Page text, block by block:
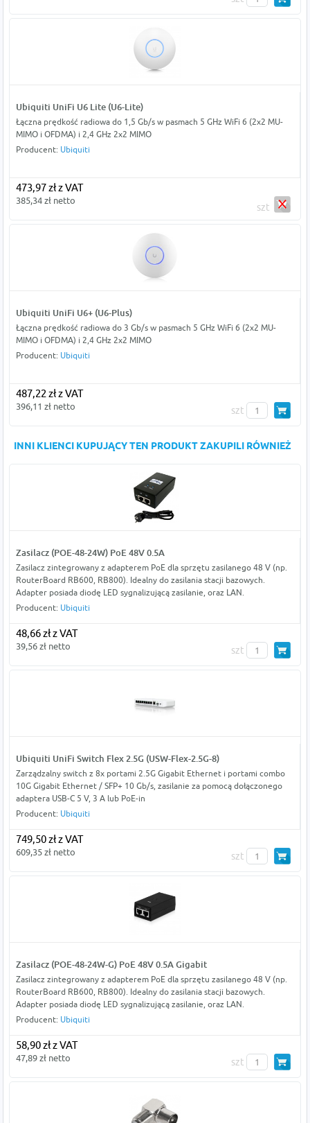
Ubiquiti UniFi U6 Lite (U6-Lite)
Łączna prędkość radiowa do 1,5 Gb/s w pasmach 5 GHz WiFi 6 (2x2 MU-
MIMO i OFDMA) i 2,4 GHz 2x2 MIMO
Producent: Ubiquiti
473,97 zł z VAT
385,34 zł netto
szt
Ubiquiti UniFi U6+ (U6-Plus)
Łączna prędkość radiowa do 3 Gb/s w pasmach 5 GHz WiFi 6 (2x2 MU-
MIMO i OFDMA) i 2,4 GHz 2x2 MIMO
Producent: Ubiquiti
487,22 zł z VAT
396,11 zł netto szt
INNI KLIENCI KUPUJĄCY TEN PRODUKT ZAKUPILI RÓWNIEŻ
Zasilacz (POE-48-24W) PoE 48V 0.5A
Zasilacz zintegrowany z adapterem PoE dla sprzętu zasilanego 48 V (np.
RouterBoard RB600, RB800). Idealny do zasilania stacji bazowych.
Adapter posiada diodę LED sygnalizującą zasilanie, oraz LAN.
Producent: Ubiquiti
48,66 zł z VAT
39,56 zł netto szt
Ubiquiti UniFi Switch Flex 2.5G (USW-Flex-2.5G-8)
Zarządzalny switch z 8x portami 2.5G Gigabit Ethernet i portami combo
10G Gigabit Ethernet / SFP+ 10 Gb/s, zasilanie za pomocą dołączonego
adaptera USB-C 5 V, 3 A lub PoE-in
Producent: Ubiquiti
749,50 zł z VAT
609,35 zł netto szt
Zasilacz (POE-48-24W-G) PoE 48V 0.5A Gigabit
Zasilacz zintegrowany z adapterem PoE dla sprzętu zasilanego 48 V (np.
RouterBoard RB600, RB800). Idealny do zasilania stacji bazowych.
Adapter posiada diodę LED sygnalizującą zasilanie, oraz LAN.
Producent: Ubiquiti
58,90 zł z VAT
47,89 zł netto szt